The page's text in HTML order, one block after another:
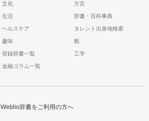
文化 方言
生活 辞書・百科事典
ヘルスケア タレント出身地検索
趣味 船
登録辞書一覧 工学
金融コラム一覧
Weblio辞書をご利用の方へ